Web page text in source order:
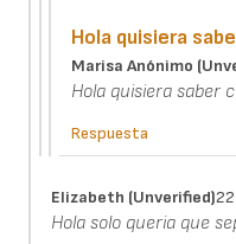
Hola quisiera
Marisa Anónimo
Hola quisiera saber
Respuesta
Elizabeth (unverified)
Hola solo queria que